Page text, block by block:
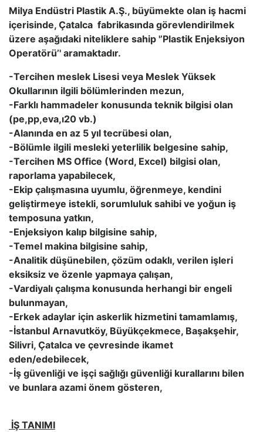
Milya Endüstri Plastik A.Ş., büyümekte olan iş hacmi
içerisinde, Çatalca fabrikasında görevlendirilmek
üzere aşağıdaki niteliklere sahip '’Plastik Enjeksiyon
Operatörü’' aramaktadır.
-Tercihen meslek Lisesi veya Meslek Yüksek
Okullarının ilgili bölümlerinden mezun,
-Farklı hammadeler konusunda teknik bilgisi olan
(pe,pp,eva,ı20 vb.)
-Alanında en az 5 yıl tecrübesi olan,
-Bölümle ilgili mesleki yeterlilik belgesine sahip,
-Tercihen MS Office (Word, Excel) bilgisi olan,
raporlama yapabilecek,
-Ekip çalışmasına uyumlu, öğrenmeye, kendini
geliştirmeye istekli, sorumluluk sahibi ve yoğun iş
temposuna yatkın,
-Enjeksiyon kalıp bilgisine sahip,
-Temel makina bilgisine sahip,
-Analitik düşünebilen, çözüm odaklı, verilen işleri
eksiksiz ve özenle yapmaya çalışan,
-Vardiyalı çalışma konusunda herhangi bir engeli
bulunmayan,
-Erkek adaylar için askerlik hizmetini tamamlamış,
-İstanbul Arnavutköy, Büyükçekmece, Başakşehir,
Silivri, Çatalca ve çevresinde ikamet
eden/edebilecek,
-İş güvenliği ve işçi sağlığı güvenliği kurallarını bilen
ve bunlara azami önem gösteren,
İŞ TANIMI